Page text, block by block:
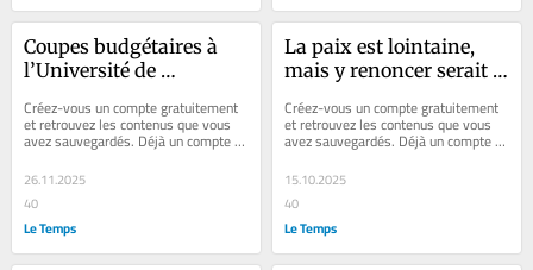
Coupes budgétaires à
l’Université de
grandit sur le campus
Créez-vous un compte gratuitement
et retrouvez les contenus que vous
avez sauvegardés. Déjà un compte ?
Se connecter Faites plaisir à vos...
26.11.2025
40
Le Temps
La paix est lointaine,
mais y renoncer serait
Créez-vous un compte gratuitement
et retrouvez les contenus que vous
avez sauvegardés. Déjà un compte ?
Se connecter Faites plaisir à vos...
15.10.2025
40
Le Temps